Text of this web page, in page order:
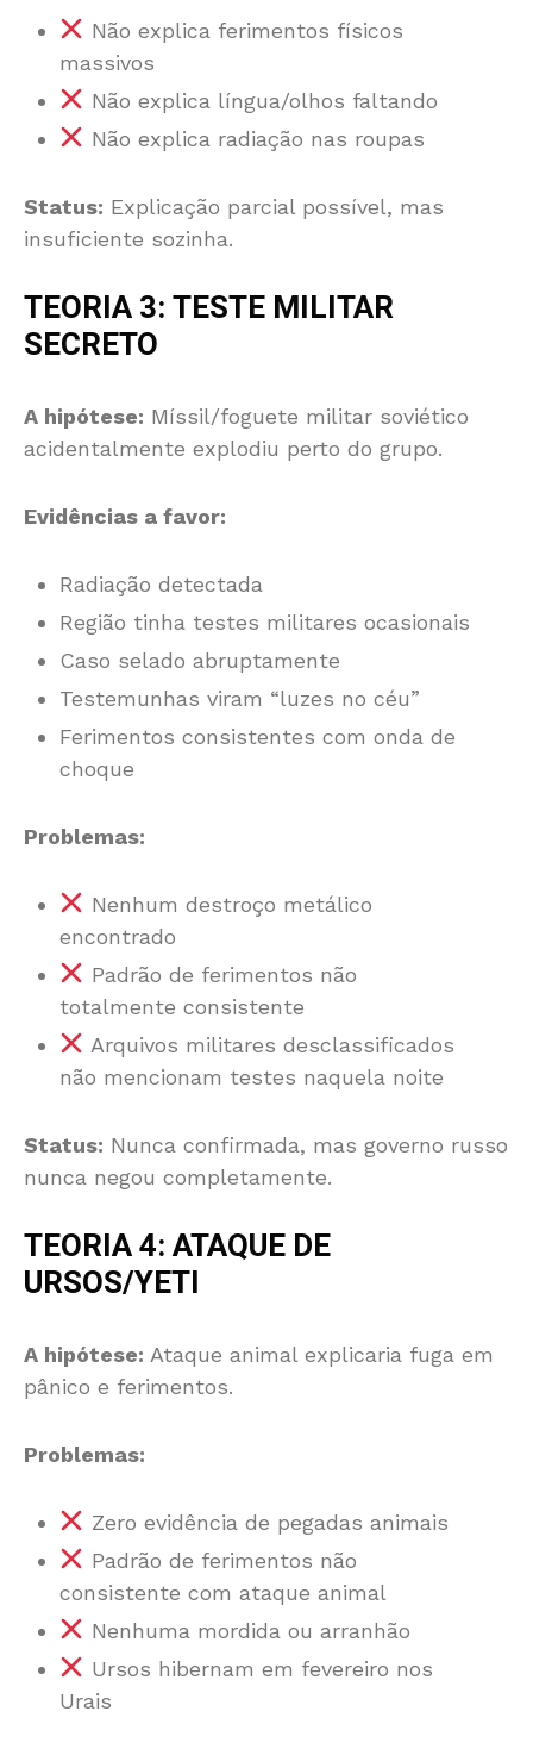
Não explica ferimentos físicos
massivos
Não explica língua/olhos faltando
Não explica radiação nas roupas
Status: Explicação parcial possível, mas
insuficiente sozinha.
TEORIA 3: TESTE MILITAR
SECRETO
A hipótese: Míssil/foguete militar soviético
acidentalmente explodiu perto do grupo.
Evidências a favor:
Radiação detectada
Região tinha testes militares ocasionais
Caso selado abruptamente
Testemunhas viram “luzes no céu”
Ferimentos consistentes com onda de
choque
Problemas:
Nenhum destroço metálico
encontrado
Padrão de ferimentos não
totalmente consistente
Arquivos militares desclassificados
não mencionam testes naquela noite
Status: Nunca confirmada, mas governo russo
nunca negou completamente.
TEORIA 4: ATAQUE DE
URSOS/YETI
A hipótese: Ataque animal explicaria fuga em
pânico e ferimentos.
Problemas:
Zero evidência de pegadas animais
Padrão de ferimentos não
consistente com ataque animal
Nenhuma mordida ou arranhão
Ursos hibernam em fevereiro nos
Urais